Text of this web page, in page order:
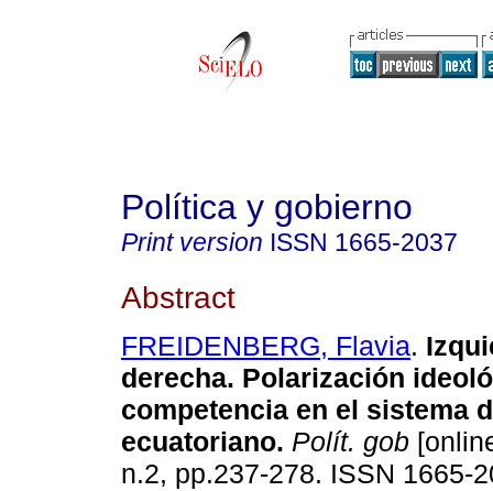
Política y gobierno
Print version ISSN 1665-2037
Abstract
FREIDENBERG, Flavia.
derecha. Polarización
competencia en el sistema
ecuatoriano. Polít. gob
n.2, pp.237-278. ISSN 1665-